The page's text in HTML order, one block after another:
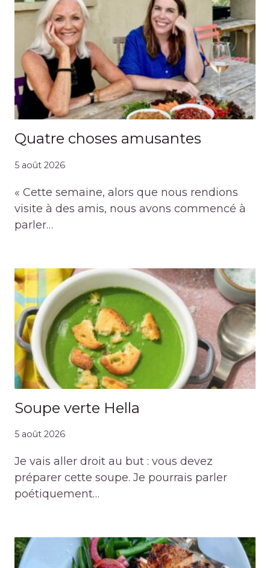
Quatre choses amusantes
5 août 2026
« Cette semaine, alors que nous rendions
visite à des amis, nous avons commencé à
parler…
Soupe verte Hella
5 août 2026
Je vais aller droit au but : vous devez
préparer cette soupe. Je pourrais parler
poétiquement…